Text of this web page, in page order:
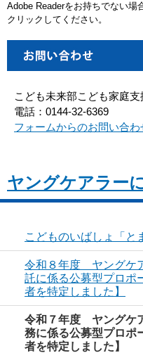
Adobe Readerをお持ちでない場
クリックしてください。
こども未来部こども家庭
電話：0144-32-6369
フォームからのお問い合わ
ヤングケアラー
こどものいばしょ「と
令和８年度 ヤングケ
託に係る公募型プロポ
者を特定しました】
令和７年度 ヤングケ
務に係る公募型プロポ
者を特定しました】